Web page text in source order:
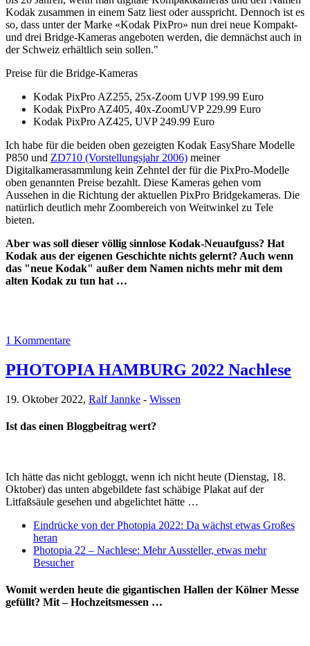
Kodak zusammen in einem Satz liest oder ausspricht. Dennoch ist es
so, dass unter der Marke «Kodak PixPro» nun drei neue Kompakt-
und drei Bridge-Kameras angeboten werden, die demnächst auch in
der Schweiz erhältlich sein sollen."
Preise für die Bridge-Kameras
Kodak PixPro AZ255, 25x-Zoom UVP 199.99 Euro
Kodak PixPro AZ405, 40x-ZoomUVP 229.99 Euro
Kodak PixPro AZ425, UVP 249.99 Euro
Ich habe für die beiden oben gezeigten Kodak EasyShare Modelle
P850 und ZD710 (Vorstellungsjahr 2006) meiner
Digitalkamerasammlung kein Zehntel der für die PixPro-Modelle
oben genannten Preise bezahlt. Diese Kameras gehen vom
Aussehen in die Richtung der aktuellen PixPro Bridgekameras. Die
natürlich deutlich mehr Zoombereich von Weitwinkel zu Tele
bieten.
Aber was soll dieser völlig sinnlose Kodak-Neuaufguss? Hat
Kodak aus der eigenen Geschichte nichts gelernt? Auch wenn
das "neue Kodak" außer dem Namen nichts mehr mit dem
alten Kodak zu tun hat …
1 Kommentare
PHOTOPIA HAMBURG 2022 Nachlese
19. Oktober 2022, Ralf Jannke - Wissen
Ist das einen Bloggbeitrag wert?
Ich hätte das nicht gebloggt, wenn ich nicht heute (Dienstag, 18.
Oktober) das unten abgebildete fast schäbige Plakat auf der
Litfaßsäule gesehen und abgelichtet hätte …
Eindrücke von der Photopia 2022: Da wächst etwas Großes
heran
Photopia 22 – Nachlese: Mehr Aussteller, etwas mehr
Besucher
Womit werden heute die gigantischen Hallen der Kölner Messe
gefüllt? Mit – Hochzeitsmessen …